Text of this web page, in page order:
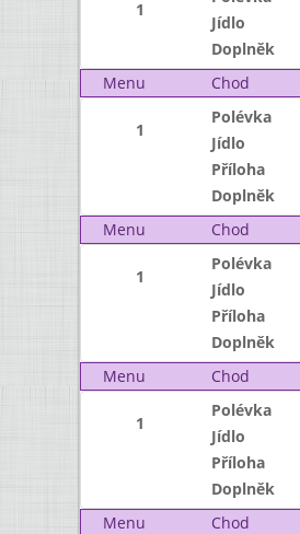
1
Jídlo
Doplněk
Menu
Chod
1
Polévka
Jídlo
Příloha
Doplněk
Menu
Chod
1
Polévka
Jídlo
Příloha
Doplněk
Menu
Chod
1
Polévka
Jídlo
Příloha
Doplněk
Menu
Chod